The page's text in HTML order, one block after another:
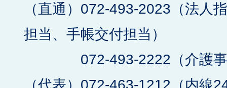
（直通）072-493-2023（法人
担当、手帳交付担当）
072-493-2222（介護事
（代表）072-463-1212（内線